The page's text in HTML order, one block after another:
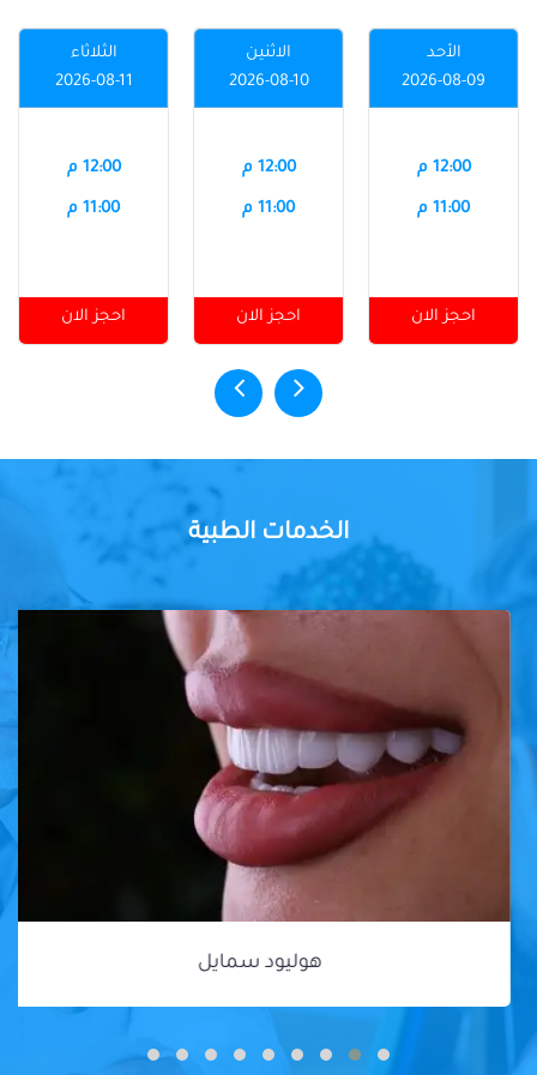
الأحد
2026-08-09
12:00 م
11:00 م
احجز الان
الاثنين
2026-08-10
12:00 م
11:00 م
احجز الان
الثلاثاء
2026-08-11
12:00 م
11:00 م
احجز الان
الخدمات الطبية
هوليود سمايل